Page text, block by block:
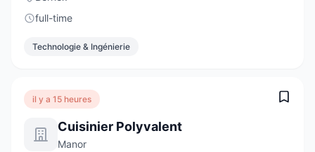
full-time
Technologie & Ingénierie
il y a 15 heures
Cuisinier Polyvalent
Manor